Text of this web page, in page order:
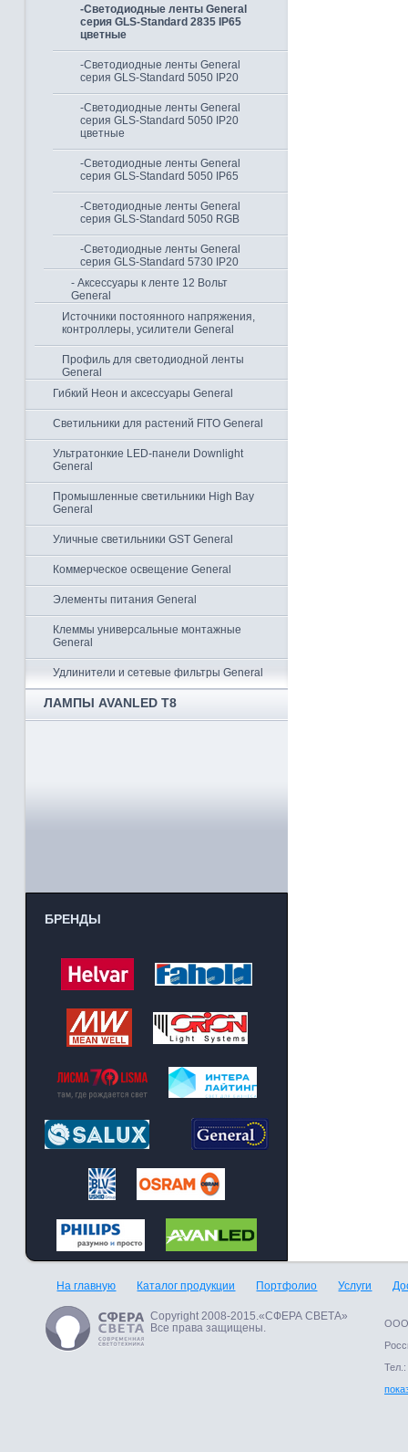
-Светодиодные ленты General
серия GLS-Standard 2835 IP65
цветные
-Светодиодные ленты General
серия GLS-Standard 5050 IP20
-Светодиодные ленты General
серия GLS-Standard 5050 IP20
цветные
-Светодиодные ленты General
серия GLS-Standard 5050 IP65
-Светодиодные ленты General
серия GLS-Standard 5050 RGB
-Светодиодные ленты General
серия GLS-Standard 5730 IP20
- Аксессуары к ленте 12 Вольт
General
Источники постоянного напряжения,
контроллеры, усилители General
Профиль для светодиодной ленты
General
Гибкий Неон и аксессуары General
Светильники для растений FITO General
Ультратонкие LED-панели Downlight
General
Промышленные светильники High Bay
General
Уличные светильники GST General
Коммерческое освещение General
Элементы питания General
Клеммы универсальные монтажные
General
Удлинители и сетевые фильтры General
ЛАМПЫ AVANLED T8
БРЕНДЫ
На главную Каталог продукции Портфолио Услуги
Copyright 2008-2015.«СФЕРА СВЕТА»
Все права защищены.
ООО